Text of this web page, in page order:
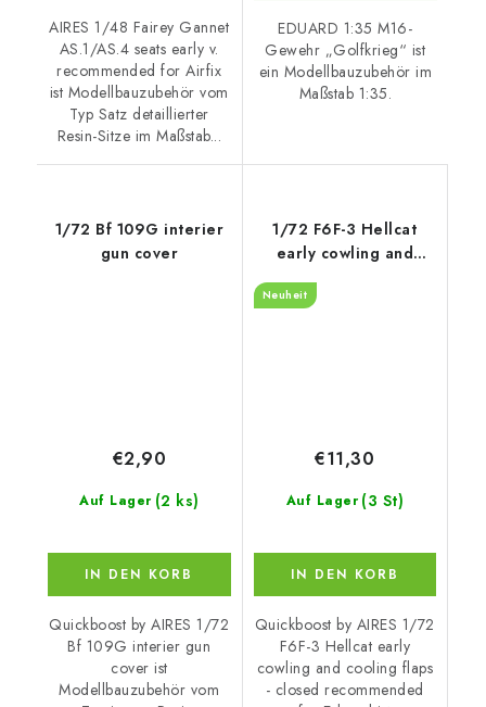
AIRES 1/48 Fairey Gannet
AS.1/AS.4 seats early v.
recommended for Airfix
ist Modellbauzubehör vom
Typ Satz detaillierter
Resin-Sitze im Maßstab...
EDUARD 1:35 M16-
Gewehr „Golfkrieg“ ist
ein Modellbauzubehör im
Maßstab 1:35.
1/72 Bf 109G interier
gun cover
Auf Lager (2 ks)
€2,90
IN DEN KORB
Quickboost by AIRES 1/72
Bf 109G interier gun
cover ist
Modellbauzubehör vom
1/72 F6F-3 Hellcat
early cowling and
cooling flaps - closed
recommended for
Neuheit
Auf Lager (3 St)
€11,30
IN DEN KORB
Quickboost by AIRES 1/72
F6F-3 Hellcat early
cowling and cooling flaps
- closed recommended